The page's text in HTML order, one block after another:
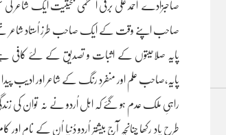
صاحبزادے احمد علی برقیؔ اعظمی بحیثیت ایک شاعر
صاحب اپنے وقت کے ایک صاحب طرز اُستاد شاعر
پایہ صلاحیتوں کے اثبات و تصدیق کے لئے کافی
پایہ،صاحب علم اور منفرد رنگ کے شاعر اور ادیب
راہیِ ملک عدم ہو گئے کہ اہل اُردو نے نہ توان کی
طرح یاد رکھا چنانچہ آج بیشتر اُردو دُنیا اُن کے